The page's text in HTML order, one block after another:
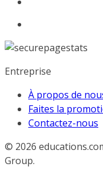
Entreprise
À propos de
Faites la
Contactez-nous
© 2026
Group.